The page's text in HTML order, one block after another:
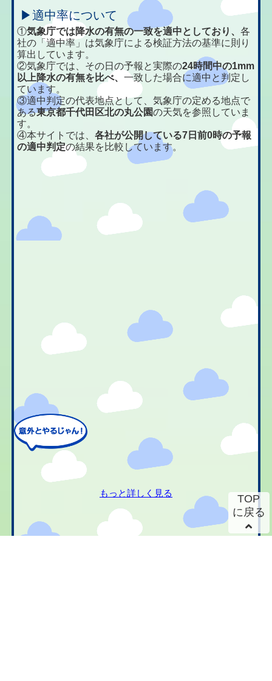
▶適中率について
①気象庁では降水の有無の一致を適中としており、各
社の「適中率」は気象庁による検証方法の基準に則り
算出しています。
②気象庁では、その日の予報と実際の24時間中の1mm
以上降水の有無を比べ、一致した場合に適中と判定し
ています。
③適中判定の代表地点として、気象庁の定める地点で
ある東京都千代田区北の丸公園の天気を参照していま
す。
④本サイトでは、各社が公開している7日前0時の予報
の適中判定の結果を比較しています。
もっと詳しく見る
TOP
に戻る